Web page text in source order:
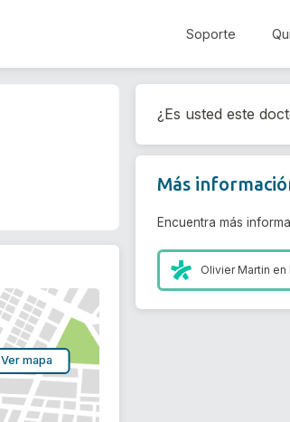
Soporte
Ver mapa
¿Es usted este
Más
Encuentra más
Olivier Martin en